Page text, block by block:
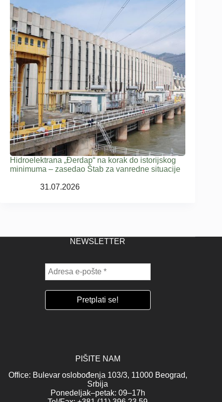
Hidroelektrana „Đerdap“ na korak do istorijskog
minimuma – zasedao Štab za vanredne situacije
31.07.2026
NEWSLETTER
PIŠITE NAM
Office: Bulevar oslobođenja 103/3, 11000 Beograd,
Srbija
Ponedeljak–petak: 09–17h